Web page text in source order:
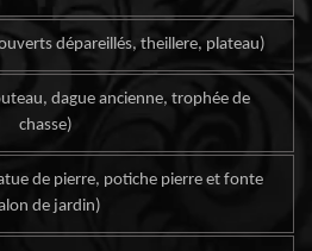
dépareillés, theillere, plateau)
dague ancienne, trophée de
chasse)
de pierre, potiche pierre et fonte
de jardin)